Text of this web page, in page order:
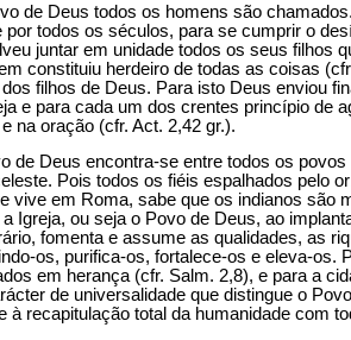
de Deus todos os homens são
por todos os séculos, para se cumprir o
juntar em unidade todos os seus filhos
constituiu herdeiro de todas as coisas
filhos de Deus. Para isto Deus enviou
e para cada um dos crentes princípio de
na oração (cfr. Act. 2,42 gr.).
de Deus encontra-se entre todos os
Pois todos os fiéis espalhados pelo
vive em Roma, sabe que os indianos são
Igreja, ou seja o Povo de Deus, ao
fomenta e assume as qualidades, as
os, purifica-os, fortalece-os e eleva-
em herança (cfr. Salm. 2,8), e para a
de universalidade que distingue o
à recapitulação total da humanidade com